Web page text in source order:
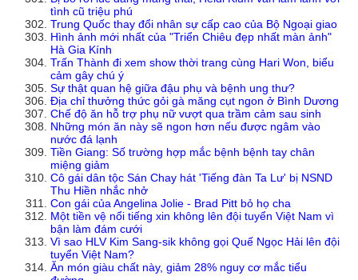
tình cũ triệu phú
Trung Quốc thay đổi nhân sự cấp cao của Bộ Ngoại giao
Hình ảnh mới nhất của "Triển Chiêu đẹp nhất màn ảnh"
Hà Gia Kính
Trấn Thành đi xem show thời trang cùng Hari Won, biểu
cảm gây chú ý
Sự thật quan hệ giữa đậu phụ và bệnh ung thư?
Địa chỉ thưởng thức gỏi gà măng cụt ngon ở Bình Dương
Chế độ ăn hỗ trợ phụ nữ vượt qua trầm cảm sau sinh
Những món ăn này sẽ ngon hơn nếu được ngâm vào
nước đá lạnh
Tiền Giang: Số trường hợp mắc bệnh bệnh tay chân
miệng giảm
Cô gái dân tộc Sán Chay hát 'Tiếng đàn Ta Lư' bị NSND
Thu Hiền nhắc nhở
Con gái của Angelina Jolie - Brad Pitt bỏ họ cha
Một tiền vệ nổi tiếng xin không lên đội tuyển Việt Nam vì
bận làm đám cưới
Vì sao HLV Kim Sang-sik không gọi Quế Ngọc Hải lên đội
tuyển Việt Nam?
Ăn món giàu chất này, giảm 28% nguy cơ mắc tiểu